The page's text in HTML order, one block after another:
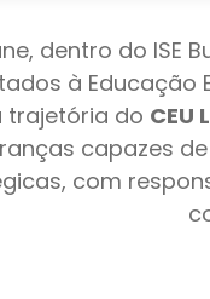
dentro do
à Educação
trajetória do CEU
capazes
com